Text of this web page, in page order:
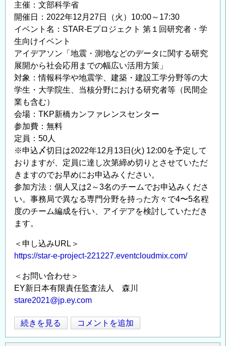
研
究
員
も
し
く
は
ス
ト
ド
ク
ト
ラ
ル
研
究
員
募
情
報
の
山
部
門
地
震
発
生
帯
研
究
セ
ン
タ
ー
プ
レ
ー
ト
造
研
究
グ
ル
プ
ポ
主催：文部科学省
開催日：2022年12月27日（火）10:00～17:30
イベント名：STAR-Eプロジェクト 第１回研究者・学
生向けイベント
アイデアソン「地震・測地などのデータに関する研究
展開から社会応用までの幅広い活用方策」
対象：情報科学や地震学、建築・建設工学分野等の大
学生・大学院生、当核分野における研究者等（民間企
業も含む）
会場：TKP新橋カンファレンスセンター
参加費：無料
定員：50人
※申込〆切日は2022年12月13日(火) 12:00を予定して
おりますが、定員に達し次第締め切りとさせていただ
きますのでお早めにお申込みください。
参加方法：個人又は2～3名のチームでお申込みくださ
い。事務局で異なる専門分野を持った方々で4〜5名程
度のチーム編成を行い、アイデアを検討していただき
ます。
＜申し込みURL＞
https://star-e-project-221227.eventcloudmix.com/
＜お問い合わせ＞
EY新日本有限責任監査法人 森川
stare2021@jp.ey.com
STAR-
E
続きを見る コメントを追加